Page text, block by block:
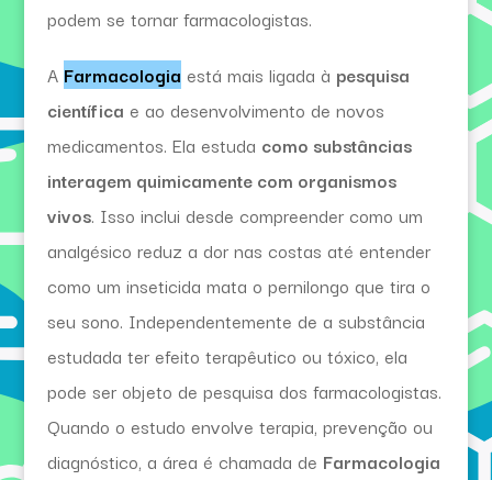
podem se tornar farmacologistas.
A Farmacologia está mais ligada à pesquisa
científica e ao desenvolvimento de novos
medicamentos. Ela estuda como substâncias
interagem quimicamente com organismos
vivos. Isso inclui desde compreender como um
analgésico reduz a dor nas costas até entender
como um inseticida mata o pernilongo que tira o
seu sono. Independentemente de a substância
estudada ter efeito terapêutico ou tóxico, ela
pode ser objeto de pesquisa dos farmacologistas.
Quando o estudo envolve terapia, prevenção ou
diagnóstico, a área é chamada de Farmacologia